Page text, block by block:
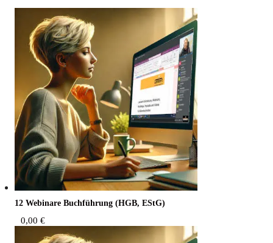
12 Web­i­na­re Buch­füh­rung (HGB, EStG)
0,00 €